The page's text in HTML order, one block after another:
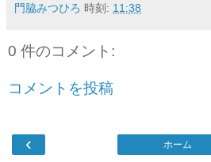
門脇みつひろ 時刻: 11:38
0 件のコメント:
コメントを投稿
‹ ホーム